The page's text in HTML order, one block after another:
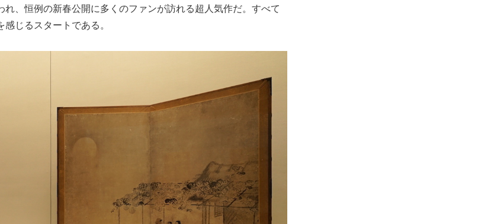
れ、恒例の新春公開に多くのファンが訪れる超人気作だ。すべて
じるスタートである。